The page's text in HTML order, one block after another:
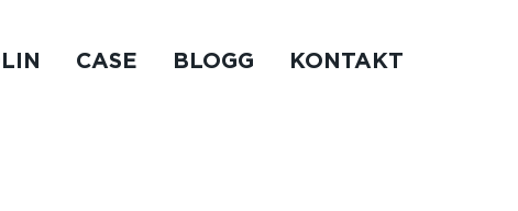
CASE BLOGG KONTAKT